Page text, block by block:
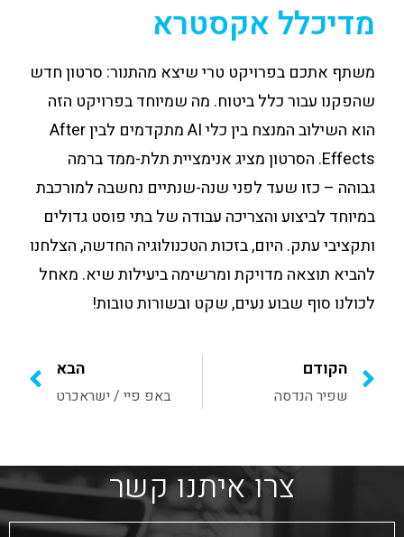
מדיכלל אקסטרא
משתף אתכם בפרויקט טרי שיצא מהתנור: סרטון חדש
שהפקנו עבור כלל ביטוח. מה שמיוחד בפרויקט הזה
הוא השילוב המנצח בין כלי AI מתקדמים לבין After
Effects. הסרטון מציג אנימציית תלת-ממד ברמה
גבוהה – כזו שעד לפני שנה-שנתיים נחשבה למורכבת
במיוחד לביצוע והצריכה עבודה של בתי פוסט גדולים
ותקציבי עתק. היום, בזכות הטכנולוגיה החדשה, הצלחנו
להביא תוצאה מדויקת ומרשימה ביעילות שיא. מאחל
לכולנו סוף שבוע נעים, שקט ובשורות טובות!
הקודם
שפיר הנדסה
הבא
באפ פיי / ישראכרט
צרו איתנו קשר